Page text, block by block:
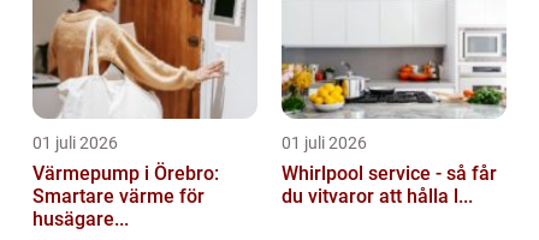
01 juli 2026
Värmepump i Örebro:
Smartare värme för
husägare...
01 juli 2026
Whirlpool service - så får
du vitvaror att hålla l...